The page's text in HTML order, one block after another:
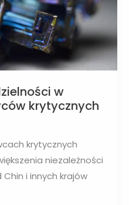
w
krytycznych
krytycznych
niezależności
i innych krajów